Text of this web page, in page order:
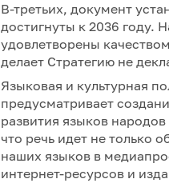
В-третьих, документ
достигнуты к 2036 году.
удовлетворены
делает Стратегию не
Языковая и культурная
предусматривает
развития языков
что речь идет не только
наших языков в
интернет-ресурсов и